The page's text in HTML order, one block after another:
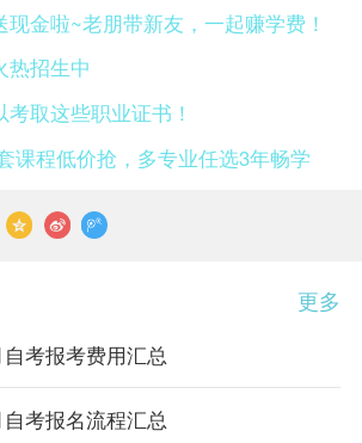
现金啦~老朋带新友，一起赚学费！
热招生中
考取这些职业证书！
课程低价抢，多专业任选3年畅学
更多
考报考费用汇总
考报名流程汇总